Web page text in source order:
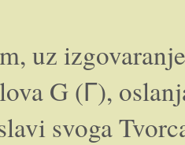
uz
G (Г),
svoga